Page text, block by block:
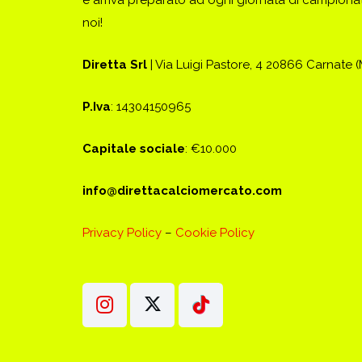
noi!
Diretta Srl | Via Luigi Pastore, 4 20866 Carnate
P.Iva: 14304150965
Capitale sociale: €10.000
info@direttacalciomercato.com
Privacy Policy – Cookie Policy